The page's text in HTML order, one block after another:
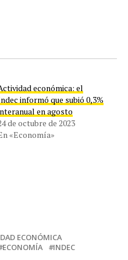
económica: el
informó que subió 0,3%
en agosto
de octubre de 2023
«Economía»
ECONÓMICA
ECONOMÍA INDEC